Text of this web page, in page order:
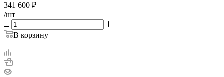
341 600 ₽
/шт
В корзину